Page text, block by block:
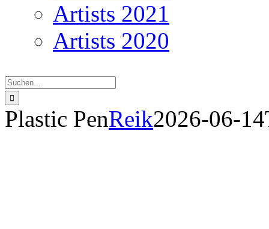
Artists 2021
Artists 2020
nach:
Plastic PenReik2026-06-